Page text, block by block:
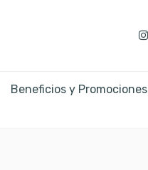
Beneficios y Promociones